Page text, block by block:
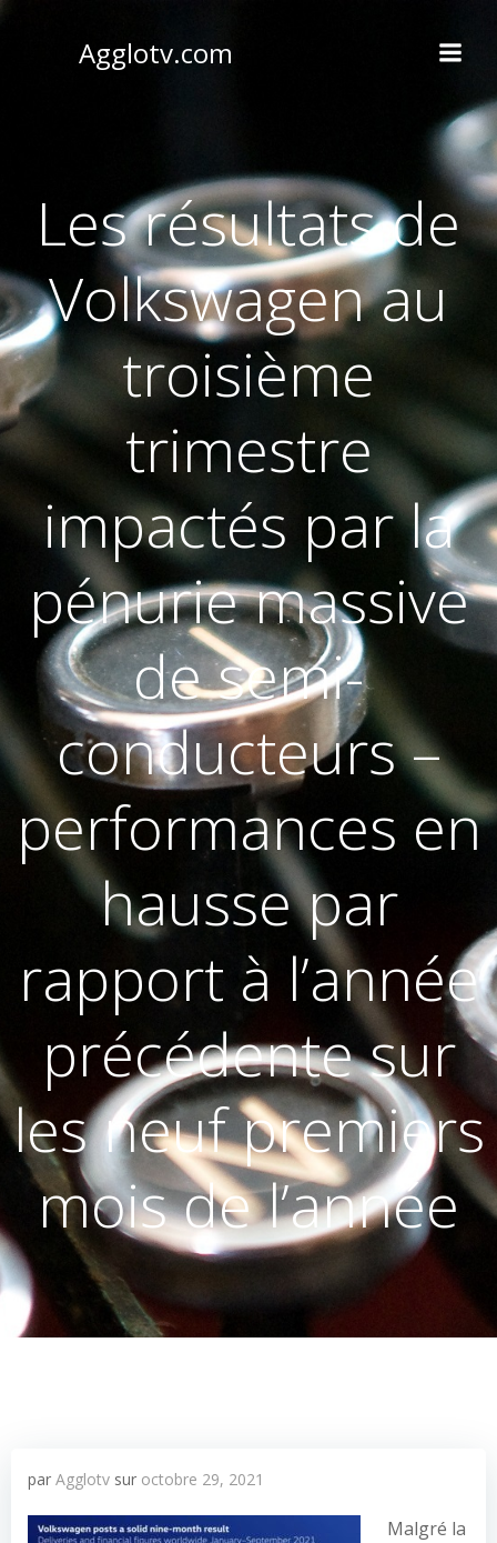
Agglotv.com
Les résultats de
Volkswagen au
troisième
trimestre
impactés par la
pénurie massive
de semi-
conducteurs –
performances en
hausse par
rapport à l’année
précédente sur
les neuf premiers
mois de l’année
par Agglotv sur octobre 29, 2021
Malgré la